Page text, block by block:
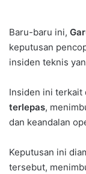
Baru-baru ini,
keputusan
insiden teknis
Insiden ini terkait
terlepas,
dan keandalan
Keputusan ini
tersebut,